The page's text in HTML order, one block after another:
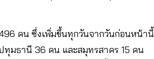
คน ซึ่งเพิ่มขึ้นทุกวันจากวันก่อนหน้านี้
มธานี 36 คน และสมุทรสาคร 15 คน